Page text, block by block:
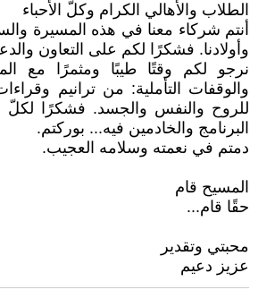
الطلاب والأهالي الكرام وكلّ الأحباء
أنتم شركاء معنا في هذه المسيرة
وأولادنا. فشكرًا لكم على التعاون
نرجو لكم وقتًا طيبًا ومثمرًا مع
والوقفات التأملية: من ترانيم
للروح والنفس والجسد. فشكرًا لكلّ
البرنامج والخادمين فيه... بوركتم.
دمتم في نعمته وسلامه العجيب.
المسيح قام
حقًا قام...
محبتي وتقدير
عزيز دعيم